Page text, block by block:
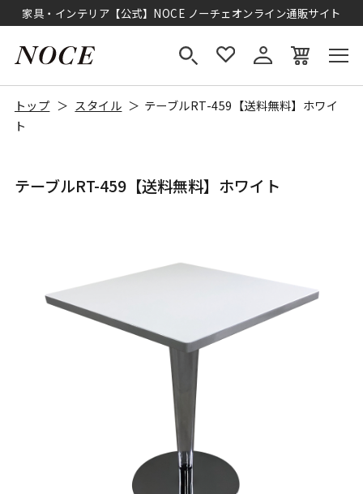
家具・インテリア【公式】NOCE ノーチェオンライン通販サイト
トップ スタイル
テーブルRT-459【送料無料】ホワイ
ト
テーブルRT-459【送料無料】ホワイト